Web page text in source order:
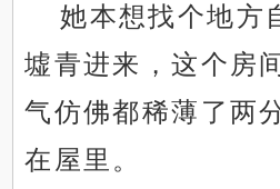
她本想找个地方
墟青进来，这个房
气仿佛都稀薄了两
在屋里。